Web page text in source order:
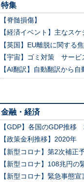
特集
【脊髄損傷】
【経済イベント】主なス
【英国】EU離脱に関する
【宇宙】ゴミ対策 サービ
【AI翻訳】自動翻訳から自
金融・経済
【GDP】各国のGDP推移
【政策金利推移】2020年
【新型コロナ】第2次補正
【新型コロナ】108兆円の
【新型コロナ】緊急事態宣